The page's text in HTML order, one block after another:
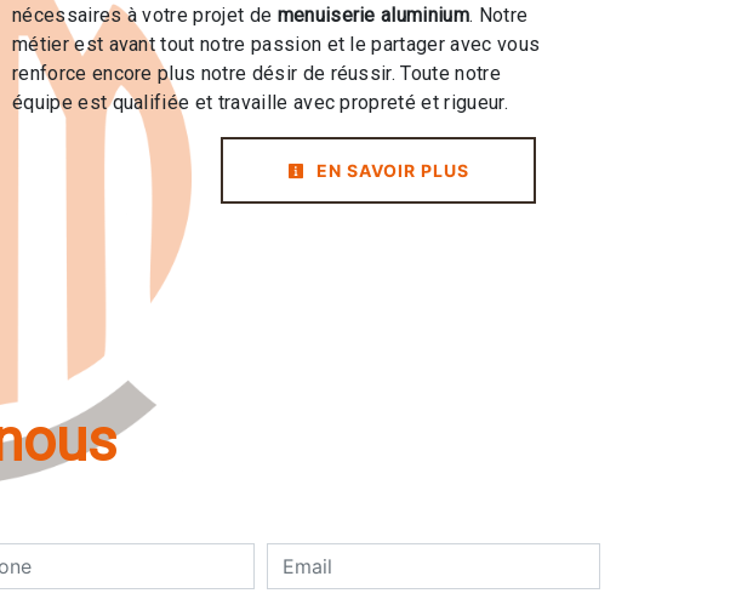
nécessaires à votre projet de menuiserie aluminium. Notre
métier est avant tout notre passion et le partager avec vous
renforce encore plus notre désir de réussir. Toute notre
équipe est qualifiée et travaille avec propreté et rigueur.
EN SAVOIR PLUS